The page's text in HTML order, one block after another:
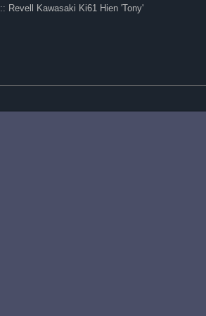
:: Revell Kawasaki Ki61 Hien 'Tony'